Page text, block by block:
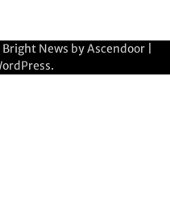
| Bright News byAscendoor
.